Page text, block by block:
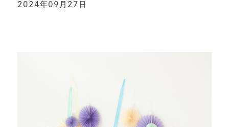
2024年09月27日